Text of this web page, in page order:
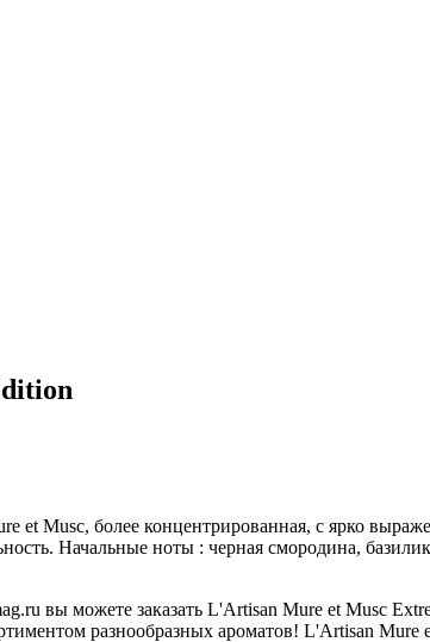
et Musc, более концентрированная, с ярко
Начальные ноты : черная смородина,
вы можете заказать L'Artisan Mure et Musc
разнообразных ароматов! L'Artisan Mure